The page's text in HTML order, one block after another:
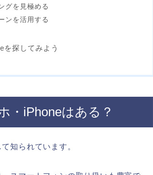
グを見極める
ンを活用する
を探してみよう
・iPhoneはある？
知られています。